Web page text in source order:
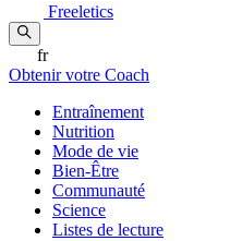
Freeletics
fr
Obtenir votre Coach
Entraînement
Nutrition
Mode de vie
Bien-Être
Communauté
Science
Listes de lecture